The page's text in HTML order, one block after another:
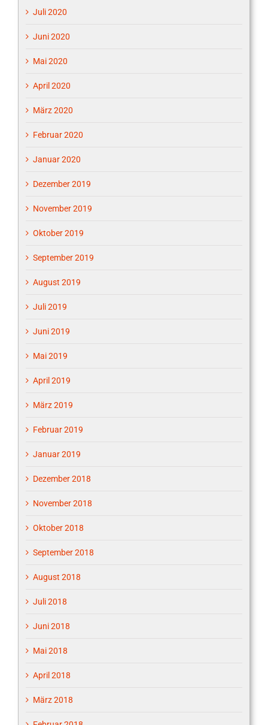
Juli 2020
Juni 2020
Mai 2020
April 2020
März 2020
Februar 2020
Januar 2020
Dezember 2019
November 2019
Oktober 2019
September 2019
August 2019
Juli 2019
Juni 2019
Mai 2019
April 2019
März 2019
Februar 2019
Januar 2019
Dezember 2018
November 2018
Oktober 2018
September 2018
August 2018
Juli 2018
Juni 2018
Mai 2018
April 2018
März 2018